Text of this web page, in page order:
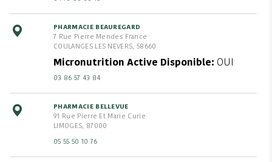
PHARMACIE BEAUREGARD
7 Rue Pierre Mendes France
COULANGES LES NEVERS, 58660
Micronutrition Active Disponible OUI
03 86 57 43 84
PHARMACIE BELLEVUE
91 Rue Pierre Et Marie Curie
LIMOGES, 87000
05 55 50 10 76